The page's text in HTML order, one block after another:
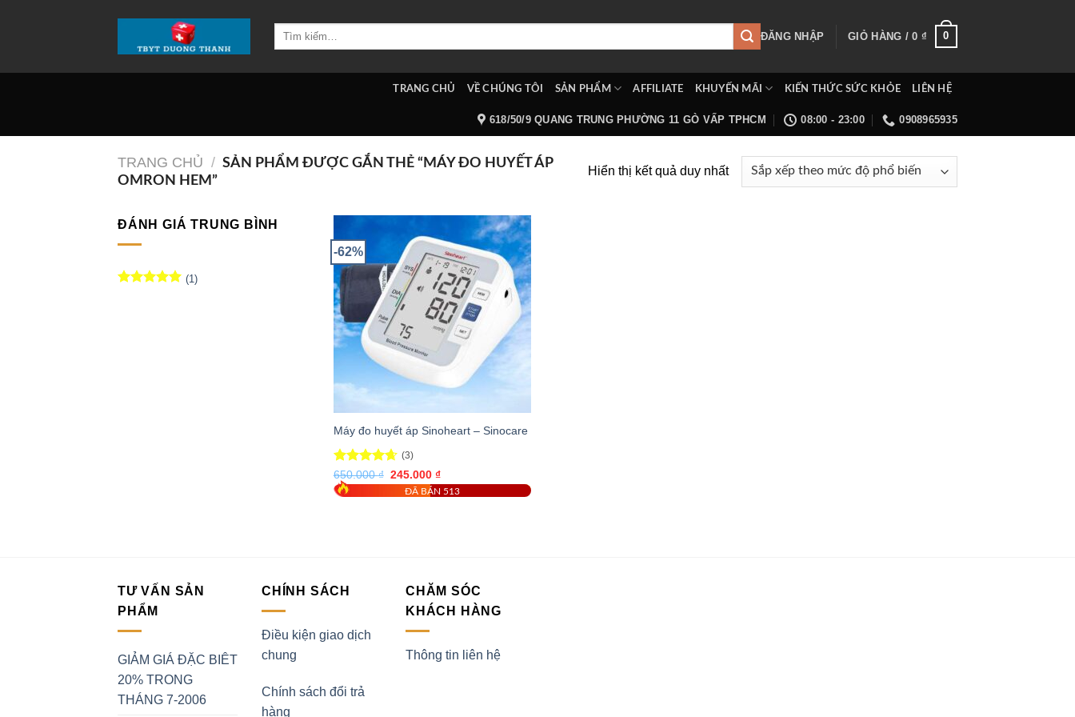
Tìm
ĐĂNG NHẬP GIỎ HÀNG /0 ₫ 0
TRANG CHỦ VỀ CHÚNG TÔI SẢN PHẨM AFFILIATE KHUYẾN MÃI KIẾN THỨC SỨC KHỎE LIÊN HỆ
618/50/9 QUANG TRUNG PHƯỜNG 11 GÒ VẤP TPHCM 08:00 - 23:00 0908965935
TRANG CHỦ / SẢN PHẨM ĐƯỢC GẮN THẺ “MÁY ĐO HUYẾT ÁP
OMRON HEM”
Hiển thị kết quả duy nhất
ĐÁNH GIÁ TRUNG BÌNH
(1)
-62%
Máy đo huyết áp Sinoheart – Sinocare
Được xếp
hạng4.67
5 sao
(3)
650.000₫ Giá
gốc
là:
245.000₫Giá
hiện
tại
ĐÃ BÁN 513
TƯ VẤN SẢN
PHẨM
GIẢM GIÁ ĐẶC BIÊT
20% TRONG
THÁNG 7-2006
CHÍNH SÁCH
Điều kiện giao dịch
chung
Chính sách đổi trả
hàng
CHĂM SÓC
KHÁCH HÀNG
Thông tin liên hệ